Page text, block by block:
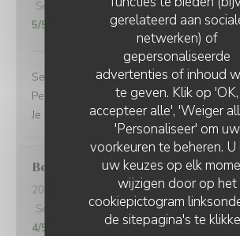
gerelateerd aan
netwerken) of
gepersonaliseerde
advertenties of inhoud
te geven. Klik op 'OK,
accepteer alle', 'Weiger
'Personaliseer' om uw
voorkeuren te beheren. U
uw keuzes op elk
wijzigen door op het
cookiepictogram
de sitepagina's te
Service
Atmosfeer: 5 /5 Keuken: 5 /5
5/5
Service rapide pour une pause déjeuner
Personnel agréable et efficace. Le plat
Je recommande cet établissement
Bernard
2026-06-17
- 18:30 - Gasten 5
Service
/5 Atmosfeer:4/5 Keuken: 5/5
4/5